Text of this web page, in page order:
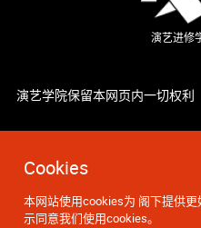
Cookies
本网站使用cookies为 阁下提供
示同意我们使用cookies。
演艺进修
演艺学院保留本网页内一切权利